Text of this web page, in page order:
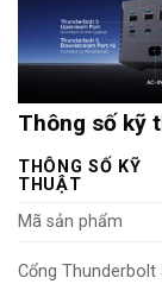
Thông số kỹ
THÔNG SỐ KỸ
THUẬT
Mã sản phẩm
Cổng Thunderbolt